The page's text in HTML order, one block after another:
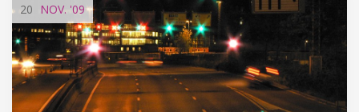
20 NOV. '09